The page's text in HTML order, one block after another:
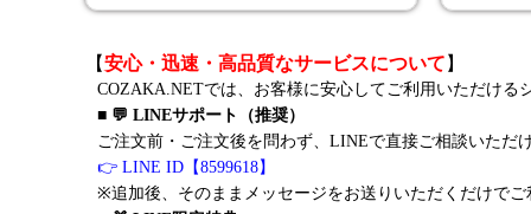
【安心・迅速・高品質なサービスについて 】
COZAKA.NETでは、お客様に安心してご利用いただける
■ 💬 LINEサポート（推奨）
ご注文前・ご注文後を問わず、LINEで直接ご相談いただ
👉 LINE ID【8599618】
※追加後、そのままメッセージをお送りいただくだけで